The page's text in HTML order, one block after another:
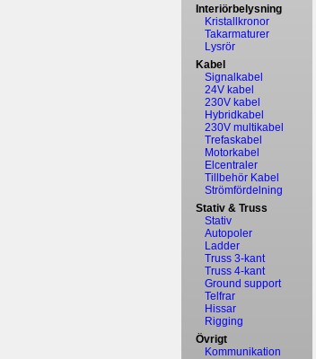
Interiörbelysning
Kristallkronor
Takarmaturer
Lysrör
Kabel
Signalkabel
24V kabel
230V kabel
Hybridkabel
230V multikabel
Trefaskabel
Motorkabel
Elcentraler
Tillbehör Kabel
Strömfördelning
Stativ & Truss
Stativ
Autopoler
Ladder
Truss 3-kant
Truss 4-kant
Ground support
Telfrar
Hissar
Rigging
Övrigt
Kommunikation